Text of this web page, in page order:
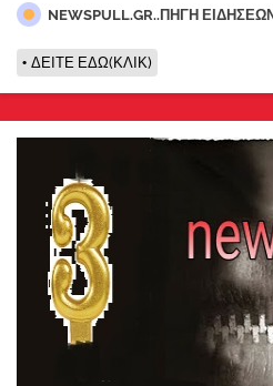
NEWSPULL.GR..ΠΗΓΗ
ΔΕΙΤΕ ΕΔΩ(ΚΛΙΚ)